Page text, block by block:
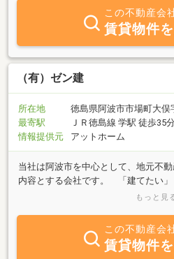
もちろん、メール・郵送等、お客様
ます。どうぞ、お気軽にお尋ね下さい
この不動産会
賃貸物件
（有）ゼン建
所在地
徳島県阿波市市場町大俣
最寄駅
ＪＲ徳島線 学駅 徒歩35分
情報提供元
アットホーム
当社は阿波市を中心として、地元不
内容とする会社です。 「建てたい」
「売りたい」など不動産に関するご
応を心掛けております。また、当社
をメインに業務しておりますので、
もっと見
この不動産会
賃貸物件